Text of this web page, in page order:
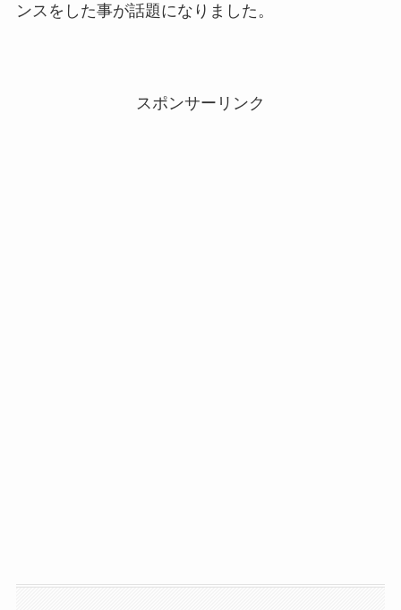
ンスをした事が話題になりました。
スポンサーリンク